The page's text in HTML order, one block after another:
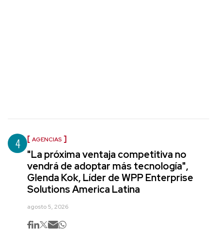
4 AGENCIAS
"La próxima ventaja competitiva no
vendrá de adoptar más tecnología",
Glenda Kok, Líder de WPP Enterprise
Solutions America Latina
agosto 5, 2026